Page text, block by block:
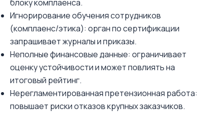
блоку комплаенса.
Игнорирование обучения сотрудников
(комплаенс/этика): орган по сертификации
запрашивает журналы и приказы.
Неполные финансовые данные: ограничивает
оценку устойчивости и может повлиять на
итоговый рейтинг.
Нерегламентированная претензионная работа:
повышает риски отказов крупных заказчиков.